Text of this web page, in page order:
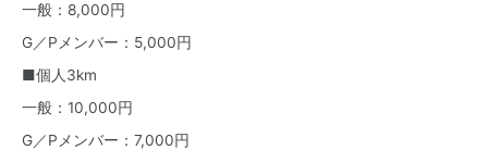
一般：8,000円
G／Pメンバー：5,000円
■個人3km
一般：10,000円
G／Pメンバー：7,000円